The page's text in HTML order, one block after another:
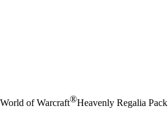
World of Warcraft®Heavenly Regalia Pack